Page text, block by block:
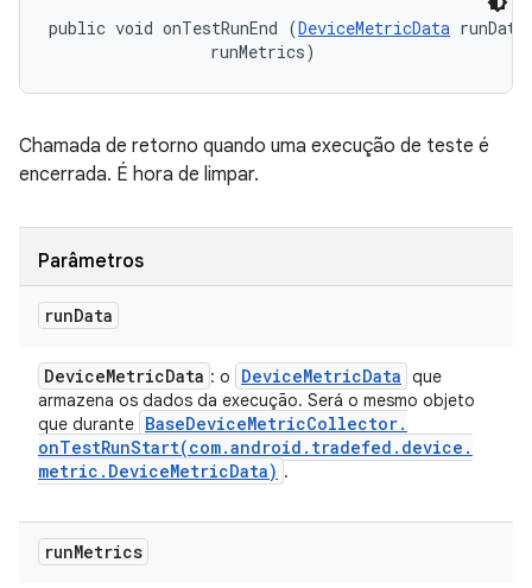
public void onTestRunEnd (DeviceMetricData
runMetrics)
Chamada de retorno quando uma execução de teste é
encerrada. É hora de limpar.
Parâmetros
runData
DeviceMetricData : o DeviceMetricData que
armazena os dados da execução. Será o mesmo objeto
que durante BaseDeviceMetricCollector.
onTestRunStart(com.android . tradefed . device .
metric . DeviceMetricData) .
runMetrics